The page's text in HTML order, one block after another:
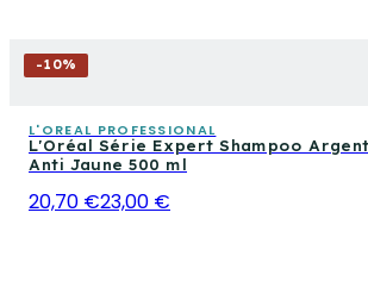
-10%
L'OREAL PROFESSIONAL
L'Oréal Série Expert Shampoo
Anti Jaune 500 ml
20,70 €23,00 €